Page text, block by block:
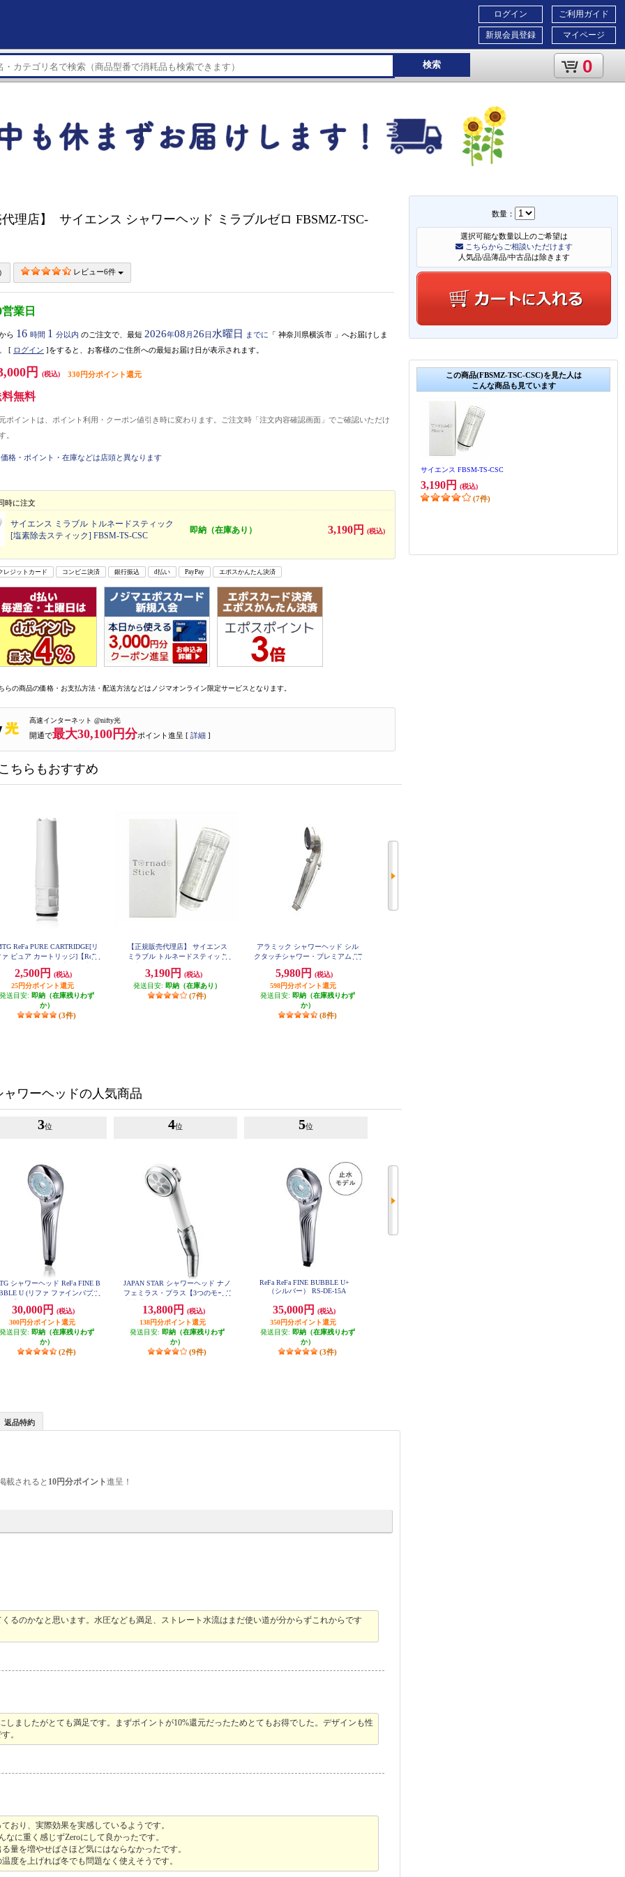
ご利用ガイド
マイページ
ログイン
新規会員登録
検索 0
数量：
選択可能な数量以上のご希望は
こちらからご相談いただけます
人気品/品薄品/中古品は除きます
この商品(FBSMZ-TSC-CSC)を見た人は
こんな商品も見ています
サイエンス FBSM-TS-CSC
3,190円 (税込)
(7件)
理店】 サイエンス シャワーヘッド ミラブルゼロ FBSMZ-TSC-
レビュー6件
営業日
ら 16 時間 1 分以内 のご注文で、最短 2026年08 月 26日 水曜日 までに 「 神奈川県横浜市 」 へお届けしま
[ ログイン ]をすると、お客様のご住所への最短お届け日が表示されます。
円 (税込) 330円分ポイント還元
料無料
ポイントは、ポイント利用・クーポン値引き時に変わります。ご注文時「注文内容確認画面」でご確認いただけ
。
価格・ポイント・在庫などは店頭と異なります
時に注文
サイエンス ミラブル トルネードスティック
[塩素除去スティック] FBSM-TS-CSC
即納（在庫あり） 3,190円 (税込)
レジットカード コンビニ決済 銀行振込 d払い PayPay エポスかんたん決済
らの商品の価格・お支払方法・配送方法などはノジマオンライン限定サービスとなります。
高速インターネット @nifty光
開通で最大30,100円分ポイント進呈 [ 詳細 ]
ちらもおすすめ
ReFa PURE CARTRIDGE[リ
ァ ピュア カートリッジ]【ReFa
カートリッジ】 RX-AK-00A
2,500円
(税込)
25円分ポイント還元
発送目安: 即納（在庫残りわず
か）
(3件)
【正規販売代理店】 サイエンス
ミラブル トルネードスティック
SC
3,190円
(税込)
発送目安: 即納（在庫あり）
(7件)
アラミック シャワーヘッド シル
クタッチシャワー・プレミアム ST
5,980円
(税込)
598円分ポイント還元
発送目安: 即納（在庫残りわず
か）
(8件)
ャワーヘッドの人気商品
3位
シャワーヘッド ReFa FINE B
U (リファ ファインバブル
ファインバブル/マイクロバブ
ル/シルバー】 RS-BH-15A
30,000円
(税込)
300円分ポイント還元
発送目安: 即納（在庫残りわず
か）
(2件)
4位
JAPAN STAR シャワーヘッド ナノ
フェミラス・プラス【3つのモード
NF2210P2
13,800円
(税込)
138円分ポイント還元
発送目安: 即納（在庫残りわず
か）
(9件)
5位
ReFa ReFa FINE BUBBLE U+
（シルバー） RS-DE-15A
35,000円
(税込)
350円分ポイント還元
発送目安: 即納（在庫残りわず
か）
(3件)
返品特約
載されると 10円分ポイント進呈！
るのかなと思います。水圧なども満足、ストレート水流はまだ使い道が分からずこれからです
ましたがとても満足です。まずポイントが10%還元だったためとてもお得でした。デザインも性
。
おり、実際効果を実感しているようです。
に重く感じずZeroにして良かったです。
量を増やせばさほど気にはならなかったです。
度を上げれば冬でも問題なく使えそうです。